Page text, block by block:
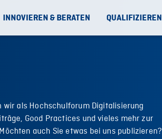
INNOVIEREN & BERATEN QUALIFIZIEREN
als Hochschulforum Digitalisierung
Good Practices und vieles mehr zur
auch Sie etwas bei uns publizieren?